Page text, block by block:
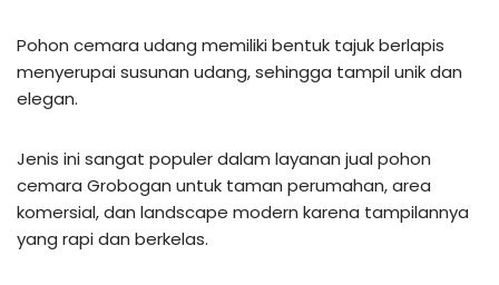
Pohon cemara udang memiliki bentuk tajuk berlapis
menyerupai susunan udang, sehingga tampil unik dan
elegan.
Jenis ini sangat populer dalam layanan jual pohon
cemara Grobogan untuk taman perumahan, area
komersial, dan landscape modern karena tampilannya
yang rapi dan berkelas.